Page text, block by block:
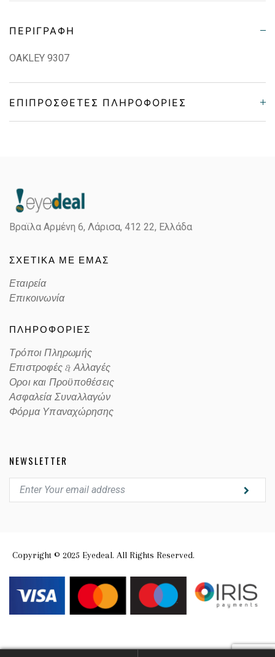
ΠΕΡΙΓΡΑΦΉ
OAKLEY 9307
ΕΠΙΠΡΌΣΘΕΤΕΣ ΠΛΗΡΟΦΟΡΊΕΣ
Color
Lens Color MIRROR PRIZM SAPPHIRE
Color code
Βραϊλα Αρμένη 6, Λάρισα, 412 22, Ελλάδα
ΣΧΕΤΙΚΑ ΜΕ ΕΜΑΣ
Εταιρεία
Επικοινωνία
ΠΛΗΡΟΦΟΡΙΕΣ
Τρόποι Πληρωμής
Επιστροφές & Αλλαγές
Οροι και Προϋποθέσεις
Ασφαλεία Συναλλαγών
Φόρμα Υπαναχώρησης
NEWSLETTER
Copyright © 2025 Eyedeal. All Rights Reserved.